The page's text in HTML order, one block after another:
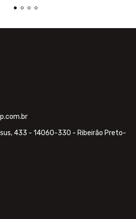
433 - 14060-330 - Ribeirão Preto-